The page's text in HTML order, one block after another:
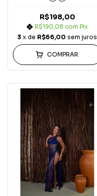
R$198,00
R$190,08 com Pix
3 x de R$66,00 sem juros
COMPRAR